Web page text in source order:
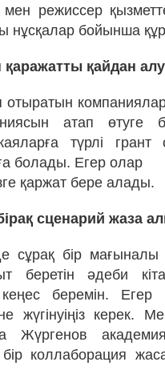
режиссер
нұсқалар бойынша
қаражатты қайдан
отыратын
атап өтуге
түрлі
болады. Егер олар
қаржат бере алады.
сценарий жаза
сұрақ бір
беретін әдеби
беремін. Егер
жүгінуіңіз керек.
Жүргенов
коллаборация